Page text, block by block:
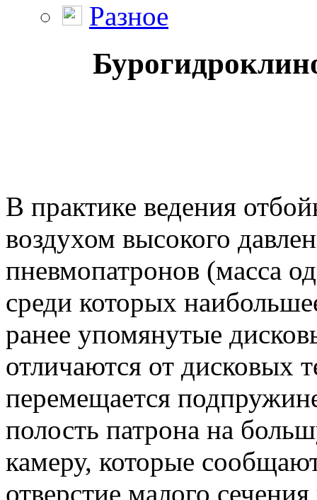
Разное
В практике ведения
воздухом высокого
пневмопатронов (масса
среди которых
ранее упомянутые
отличаются от дисковых
перемещается
полость патрона на
камеру, которые
отверстие малого